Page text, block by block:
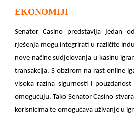
EKONOMIJI
Senator Casino predstavlja jedan
rješenja mogu integrirati u različite
nove načine sudjelovanja u kasinu
transakcija. S obzirom na rast online
visoka razina sigurnosti i
omogućuju. Tako Senator Casino
korisnicima te omogućava uživanje u